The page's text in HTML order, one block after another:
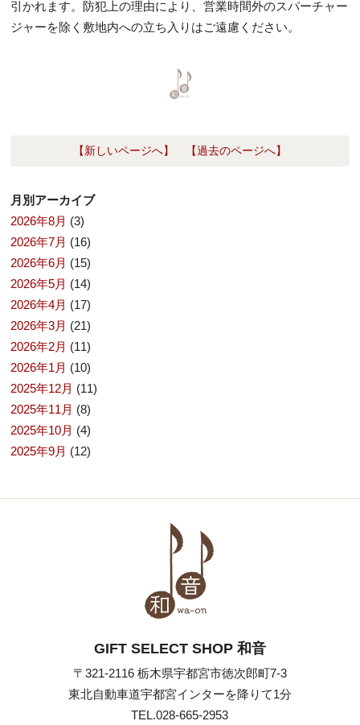
引かれます。防犯上の理由により、営業時間外のスパーチャー
ジャーを除く敷地内への立ち入りはご遠慮ください。
【新しいページへ】 【過去のページへ】
月別アーカイブ
2026年8月 (3)
2026年7月 (16)
2026年6月 (15)
2026年5月 (14)
2026年4月 (17)
2026年3月 (21)
2026年2月 (11)
2026年1月 (10)
2025年12月 (11)
2025年11月 (8)
2025年10月 (4)
2025年9月 (12)
GIFT SELECT SHOP 和音
〒321-2116 栃木県宇都宮市徳次郎町7-3
東北自動車道宇都宮インターを降りて1分
TEL.028-665-2953